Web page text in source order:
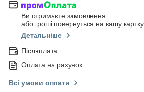
Ви отримаєте замовлення
або гроші повернуться на вашу картку
Детальніше
Післяплата
Оплата на рахунок
Всі умови оплати